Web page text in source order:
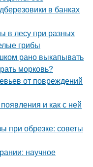
в банках
в лесу при разных
грибы
рано выкапывать
морковь?
от повреждений
и как с ней
при обрезке: советы
научное